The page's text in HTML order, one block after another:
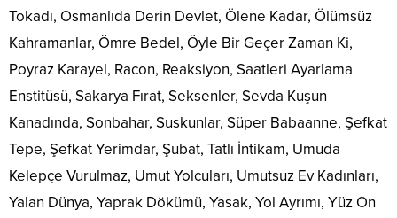
Tokadı, Osmanlıda Derin Devlet, Ölene Kadar, Ölümsüz
Kahramanlar, Ömre Bedel, Öyle Bir Geçer Zaman Ki,
Poyraz Karayel, Racon, Reaksiyon, Saatleri Ayarlama
Enstitüsü, Sakarya Fırat, Seksenler, Sevda Kuşun
Kanadında, Sonbahar, Suskunlar, Süper Babaanne, Şefkat
Tepe, Şefkat Yerimdar, Şubat, Tatlı İntikam, Umuda
Kelepçe Vurulmaz, Umut Yolcuları, Umutsuz Ev Kadınları,
Yalan Dünya, Yaprak Dökümü, Yasak, Yol Ayrımı, Yüz On